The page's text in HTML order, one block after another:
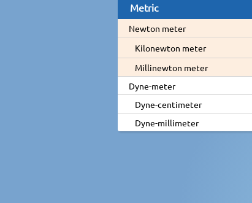
Metric
Newton meter
Kilonewton meter
Millinewton meter
Dyne-meter
Dyne-centimeter
Dyne-millimeter